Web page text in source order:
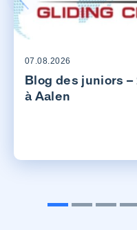
07.08.2026
Blog des juniors –
à Aalen